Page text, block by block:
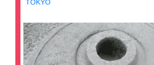
TOKYO